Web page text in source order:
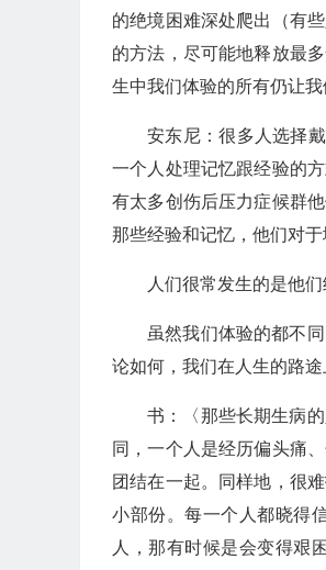
的绝境困难深处爬出（有
的方法，尽可能地释放最
生中我们体验的所有仍让
安东尼：很多人选择
一个人处理记忆跟经验的
有太多创伤后压力症候群
那些经验和记忆，他们对
人们很常发生的是他
虽然我们体验的都不
论如何，我们在人生的路途
书：〈那些长期生病
同，一个人是经历偏头痛
团结在一起。同样地，很
小部份。每一个人都晓得
人，那有时候是会变得艰